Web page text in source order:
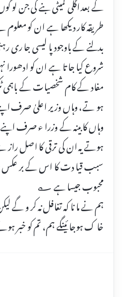
کے بعد اگلی کمیٹی بنے گی جن لو
طریقہ کار دیکھا ہے ان کو
بدلنے کے باوجود پا لیسی جا
شروع کیا جا تا ہے ان کو ادھورا
مفاد کے کام شخصیات کے باہمی
ہو تے، وہاں وزیر اعلیٰ صرف اپنے
وہاں کا بینہ کے وزرا ء صرف
ہوتے یہ ان کی ترقی کا اصل راز
سبب قیا دت کا اس کے بر عکس
محبوب جیسا ہے ؎
ہم نے ما نا کہ تغافل نہ کر و گے
خا ک ہوجا ئینگے ہم، تم کو خبر